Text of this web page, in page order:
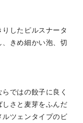
したピルスナータ
きめ細かい泡、切
ではの餃子に良く
さと麦芽をふんだ
ツェンタイプのビ